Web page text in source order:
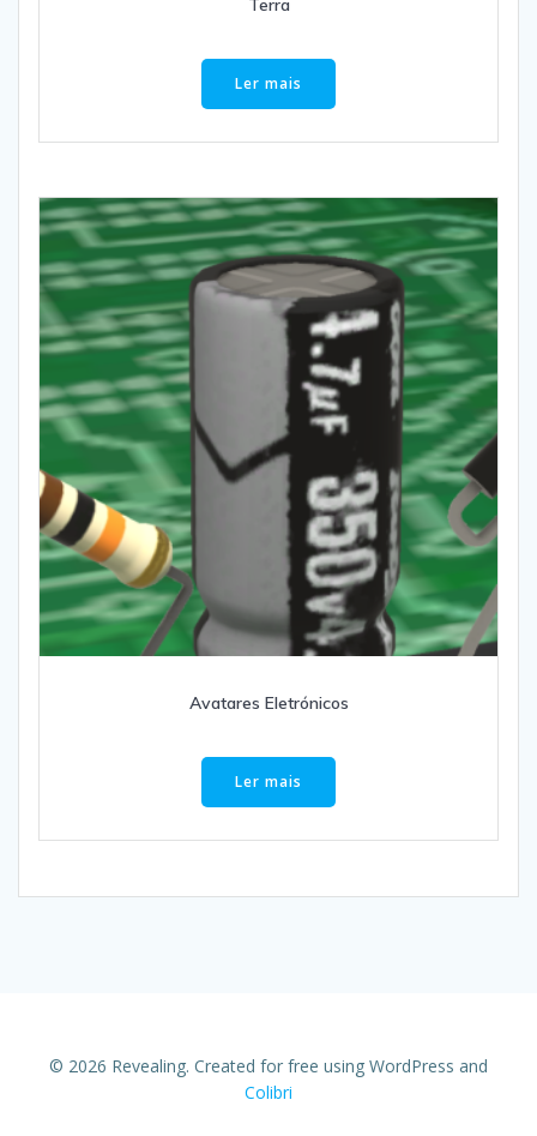
Ler mais
Avatares Eletrónicos
Ler mais
© 2026 Revealing. Created for free using WordPress and
Colibri